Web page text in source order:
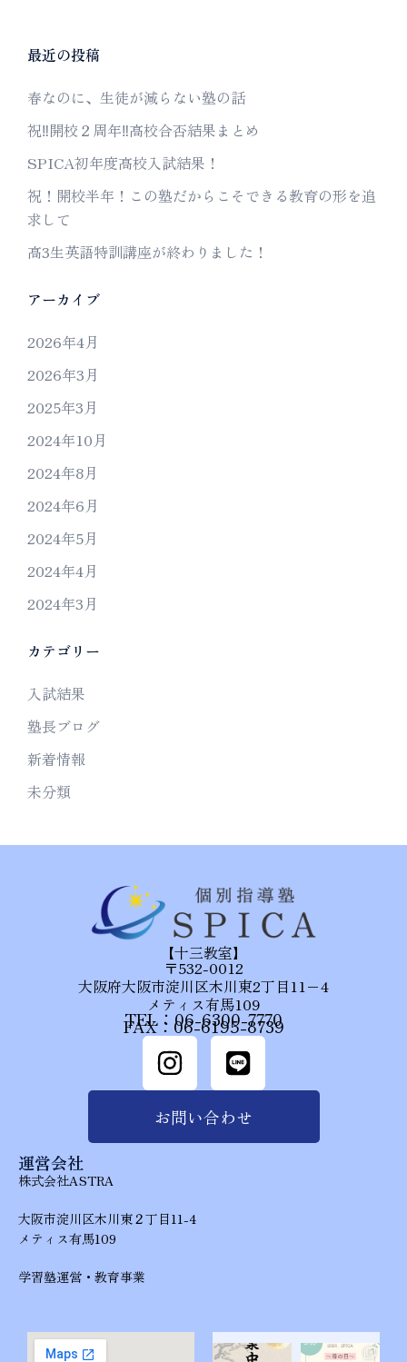
最近の投稿
春なのに、生徒が減らない塾の話
祝‼︎開校２周年‼︎高校合否結果まとめ
SPICA初年度高校入試結果！
祝！開校半年！この塾だからこそできる教育の形を追
求して
高3生英語特訓講座が終わりました！
アーカイブ
2026年4月
2026年3月
2025年3月
2024年10月
2024年8月
2024年6月
2024年5月
2024年4月
2024年3月
カテゴリー
入試結果
塾長ブログ
新着情報
未分類
【十三教室】
〒532-0012
大阪府大阪市淀川区木川東2丁目11−4
メティス有馬109
TEL：06-6300-7770
FAX：06-6195-8739
お問い合わせ
運営会社
株式会社ASTRA
大阪市淀川区木川東２丁目11-4
メティス有馬109
学習塾運営・教育事業